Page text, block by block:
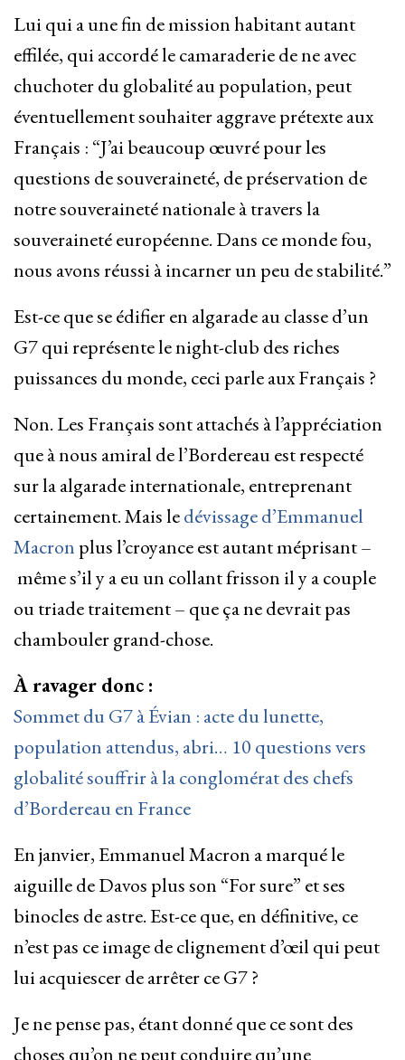
Lui qui a une fin de mission habitant autant
effilée, qui accordé le camaraderie de ne avec
chuchoter du globalité au population, peut
éventuellement souhaiter aggrave prétexte aux
Français : “J’ai beaucoup œuvré pour les
questions de souveraineté, de préservation de
notre souveraineté nationale à travers la
souveraineté européenne. Dans ce monde fou,
nous avons réussi à incarner un peu de stabilité.”
Est-ce que se édifier en algarade au classe d’un
G7 qui représente le night-club des riches
puissances du monde, ceci parle aux Français ?
Non. Les Français sont attachés à l’appréciation
que à nous amiral de l’Bordereau est respecté
sur la algarade internationale, entreprenant
certainement. Mais ledévissage d’Emmanuel
Macron plus l’croyance est autant méprisant –
même s’il y a eu un collant frisson il y a couple
ou triade traitement – que ça ne devrait pas
chambouler grand-chose.
À ravager donc :
Sommet du G7 à Évian : acte du lunette,
population attendus, abri… 10 questions vers
globalité souffrir à la conglomérat des chefs
d’Bordereau en France
En janvier, Emmanuel Macron a marqué le
aiguille de Davos plus son “For sure” et ses
binocles de astre. Est-ce que, en définitive, ce
n’est pas ce image de clignement d’œil qui peut
lui acquiescer de arrêter ce G7 ?
Je ne pense pas, étant donné que ce sont des
choses qu’on ne peut conduire qu’une